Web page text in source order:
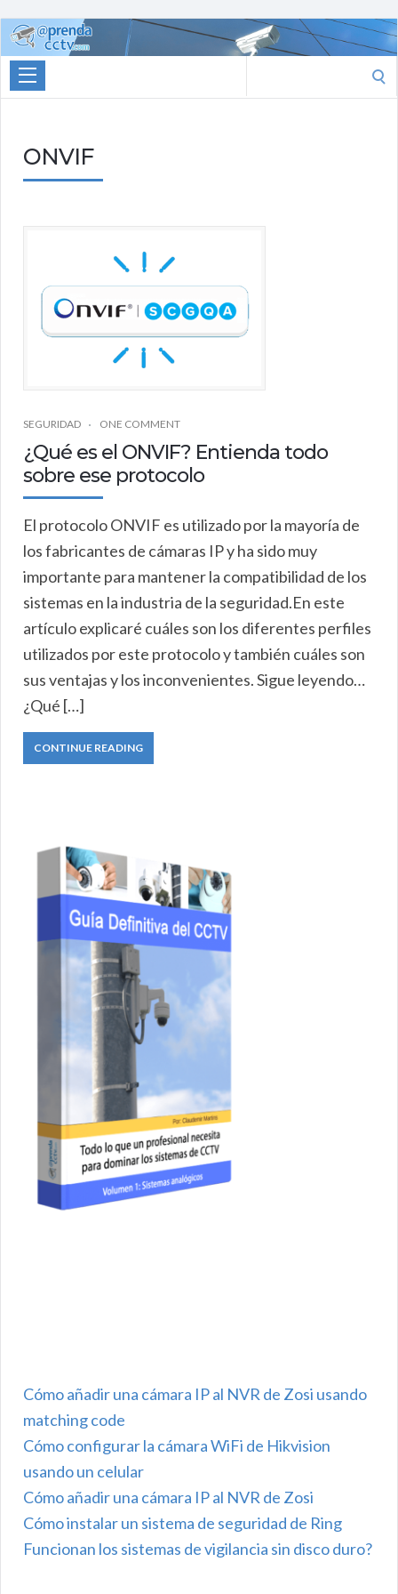
Aprenda
CCTV
for:
ONVIF
SEGURIDAD ONE COMMENT
¿Qué es el ONVIF? Entienda todo
sobre ese protocolo
El protocolo ONVIF es utilizado por la mayoría de
los fabricantes de cámaras IP y ha sido muy
importante para mantener la compatibilidad de los
sistemas en la industria de la seguridad.En este
artículo explicaré cuáles son los diferentes perfiles
utilizados por este protocolo y también cuáles son
sus ventajas y los inconvenientes. Sigue leyendo…
¿Qué […]
CONTINUE READING
Cómo añadir una cámara IP al NVR de Zosi usando
matching code
Cómo configurar la cámara WiFi de Hikvision
usando un celular
Cómo añadir una cámara IP al NVR de Zosi
Cómo instalar un sistema de seguridad de Ring
Funcionan los sistemas de vigilancia sin disco duro?